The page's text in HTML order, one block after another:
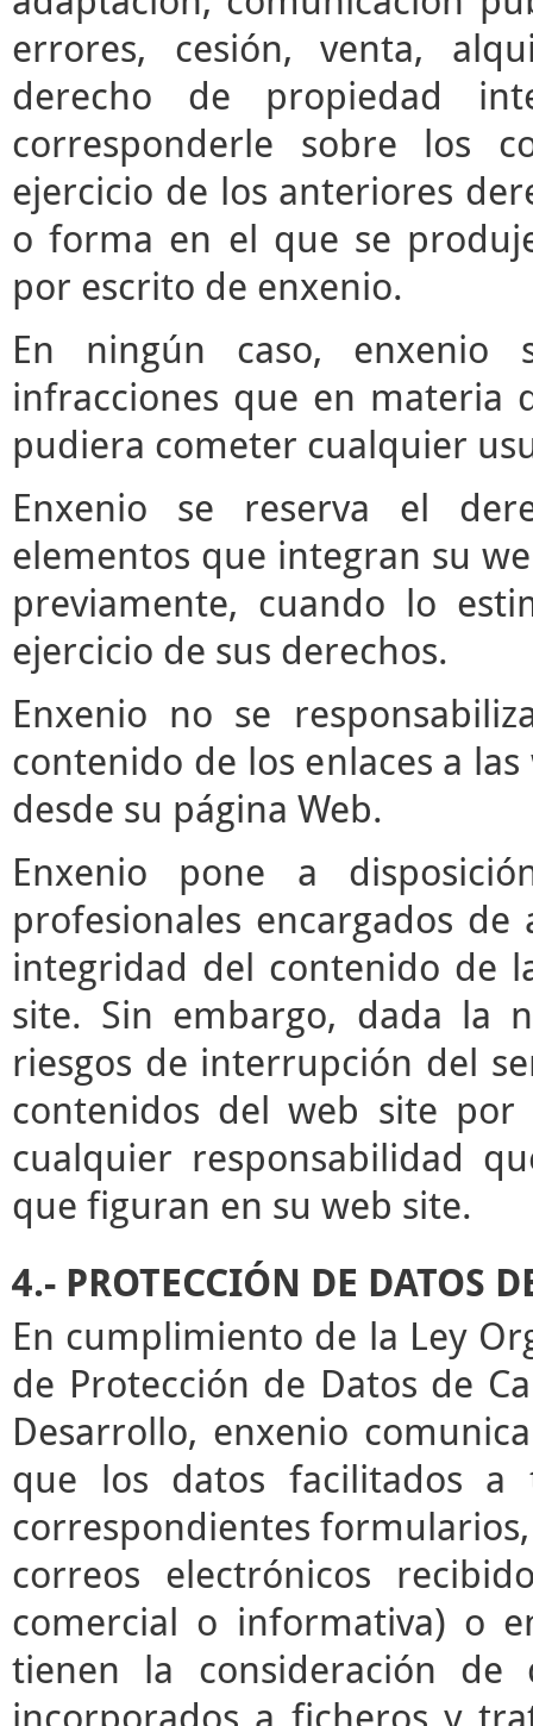
errores, cesión, venta,
derecho de propiedad
corresponderle sobre los
ejercicio de los anteriores
o forma en el que se
por escrito de enxenio.
En ningún caso, enxenio
infracciones que en materia
pudiera cometer cualquier
Enxenio se reserva el
elementos que integran su
previamente, cuando lo
ejercicio de sus derechos.
Enxenio no se
contenido de los enlaces a
desde su página Web.
Enxenio pone a
profesionales encargados
integridad del contenido de
site. Sin embargo, dada la
riesgos de interrupción del
contenidos del web site por
cualquier responsabilidad
que figuran en su web site.
4.- PROTECCIÓN DE DATOS
En cumplimiento de la Ley
de Protección de Datos de
Desarrollo, enxenio
que los datos facilitados
correspondientes
correos electrónicos
comercial o informativa) o
tienen la consideración de